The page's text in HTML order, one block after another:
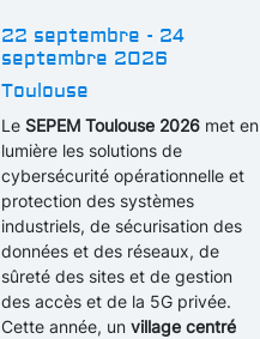
22 septembre - 24
septembre 2026
Toulouse
Le SEPEM Toulouse 2026met en
lumière les solutions de
cybersécurité opérationnelle et
protection des systèmes
industriels, de sécurisation des
données et des réseaux, de
sûreté des sites et de gestion
des accès et de la 5G privée.
Cette année, un village centré